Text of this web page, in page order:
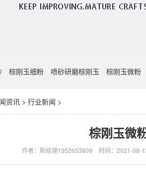
棕刚玉细粉 喷砂研磨棕刚玉 棕刚玉微粉
资讯 > 行业新闻 >
棕刚玉微
作者：陈经理1352653809 时间：2021-08-